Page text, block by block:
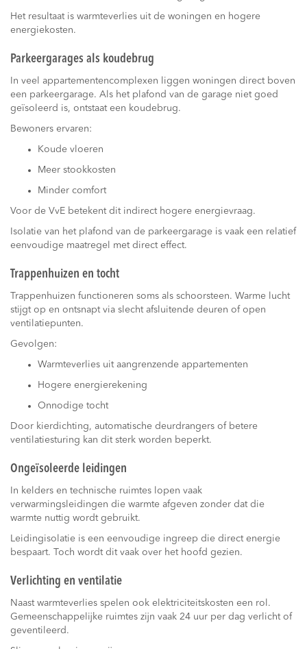
Het resultaat is warmteverlies uit de woningen en hogere
energiekosten.
Parkeergarages als koudebrug
In veel appartementencomplexen liggen woningen direct boven
een parkeergarage. Als het plafond van de garage niet goed
geïsoleerd is, ontstaat een koudebrug.
Bewoners ervaren:
Koude vloeren
Meer stookkosten
Minder comfort
Voor de VvE betekent dit indirect hogere energievraag.
Isolatie van het plafond van de parkeergarage is vaak een relatief
eenvoudige maatregel met direct effect.
Trappenhuizen en tocht
Trappenhuizen functioneren soms als schoorsteen. Warme lucht
stijgt op en ontsnapt via slecht afsluitende deuren of open
ventilatiepunten.
Gevolgen:
Warmteverlies uit aangrenzende appartementen
Hogere energierekening
Onnodige tocht
Door kierdichting, automatische deurdrangers of betere
ventilatiesturing kan dit sterk worden beperkt.
Ongeïsoleerde leidingen
In kelders en technische ruimtes lopen vaak
verwarmingsleidingen die warmte afgeven zonder dat die
warmte nuttig wordt gebruikt.
Leidingisolatie is een eenvoudige ingreep die direct energie
bespaart. Toch wordt dit vaak over het hoofd gezien.
Verlichting en ventilatie
Naast warmteverlies spelen ook elektriciteitskosten een rol.
Gemeenschappelijke ruimtes zijn vaak 24 uur per dag verlicht of
geventileerd.